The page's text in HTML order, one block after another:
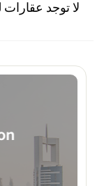
اختر
السعر ê
لا توجد